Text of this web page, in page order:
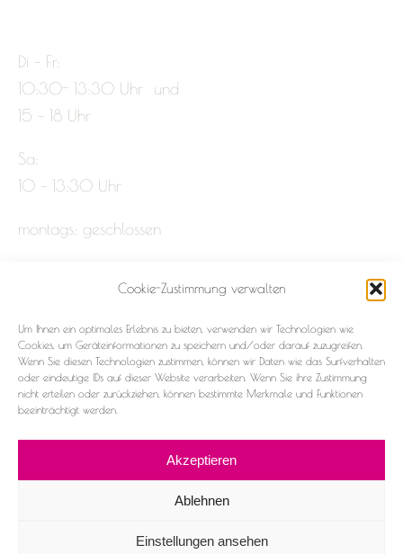
Cookie-Zustimmung verwalten
Um Ihnen ein optimales Erlebnis zu bieten, verwenden wir Technologien wie
Cookies, um Geräteinformationen zu speichern und/oder darauf zuzugreifen.
Wenn Sie diesen Technologien zustimmen, können wir Daten wie das Surfverhalten
oder eindeutige IDs auf dieser Website verarbeiten. Wenn Sie ihre Zustimmung
nicht erteilen oder zurückziehen, können bestimmte Merkmale und Funktionen
beeinträchtigt werden.
Akzeptieren
Ablehnen
Einstellungen ansehen
Di – Fr:
10:30- 13:30 Uhr und
15 – 18 Uhr
Sa:
10 – 13:30 Uhr
montags: geschlossen
Datenschutz
Cookie-Richtlinie (EU)